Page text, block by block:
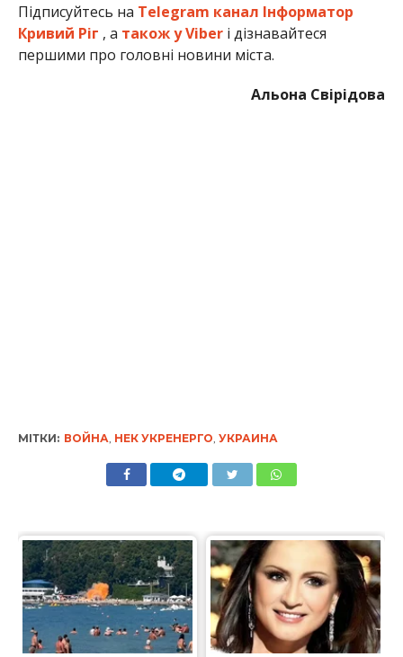
Підписуйтесь на Telegram канал Інформатор
Кривий Ріг , а також у Viberі дізнавайтеся
першими про головні новини міста.
Альона Свірідова
МІТКИ: ВОЙНА НЕК УКРЕНЕРГО УКРАИНА